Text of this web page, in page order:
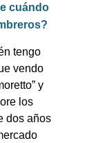
cuándo
tengo
vendo
y
los
dos años